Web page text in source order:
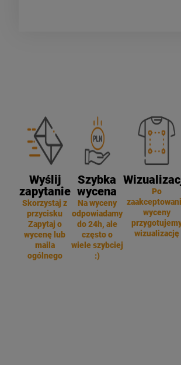
Wyślij
zapytanie
Skorzystaj z
przycisku
Zapytaj o
wycenę lub
maila
ogólnego
Szybka
wycena
Na wyceny
odpowiadamy
do 24h, ale
często o
wiele szybciej
:)
Po
wyceny
wizualizację